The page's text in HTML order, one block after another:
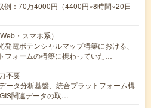
：70万4000円（4400円×8時間×20日
・スマホ系）
発電ポテンシャルマップ構築における、
フォームの構築に携わっていた…
不要
ータ分析基盤、統合プラットフォーム構
関連データの取…